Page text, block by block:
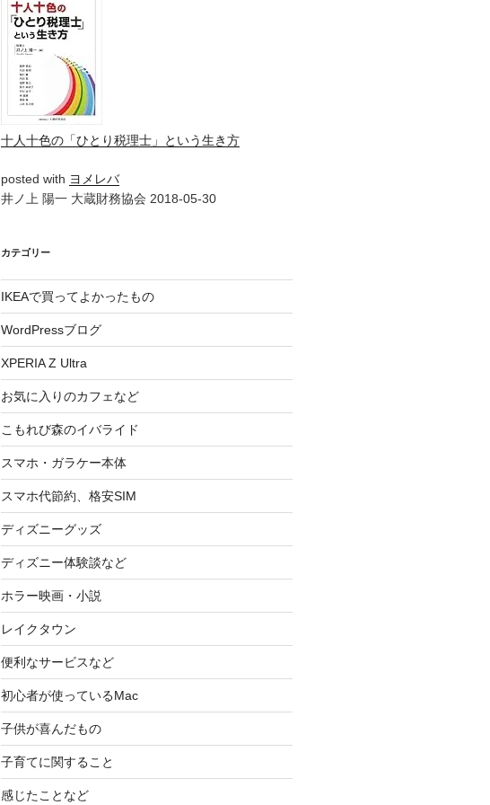
十人十色の「ひとり税理士」という生き方
posted with ヨメレバ
井ノ上 陽一 大蔵財務協会 2018-05-30
カテゴリー
IKEAで買ってよかったもの
WordPressブログ
XPERIA Z Ultra
お気に入りのカフェなど
こもれび森のイバライド
スマホ・ガラケー本体
スマホ代節約、格安SIM
ディズニーグッズ
ディズニー体験談など
ホラー映画・小説
レイクタウン
便利なサービスなど
初心者が使っているMac
子供が喜んだもの
子育てに関すること
感じたことなど